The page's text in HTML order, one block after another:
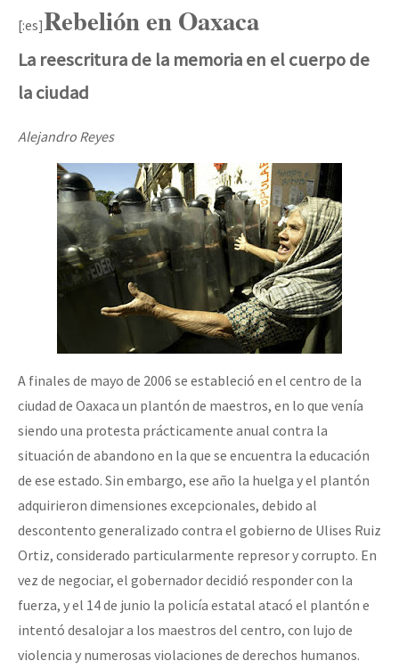
[:es]Rebelión en Oaxaca
La reescritura de la memoria en el cuerpo de
la ciudad
Alejandro Reyes
A finales de mayo de 2006 se estableció en el centro de la
ciudad de Oaxaca un plantón de maestros, en lo que venía
siendo una protesta prácticamente anual contra la
situación de abandono en la que se encuentra la educación
de ese estado. Sin embargo, ese año la huelga y el plantón
adquirieron dimensiones excepcionales, debido al
descontento generalizado contra el gobierno de Ulises Ruiz
Ortiz, considerado particularmente represor y corrupto. En
vez de negociar, el gobernador decidió responder con la
fuerza, y el 14 de junio la policía estatal atacó el plantón e
intentó desalojar a los maestros del centro, con lujo de
violencia y numerosas violaciones de derechos humanos.